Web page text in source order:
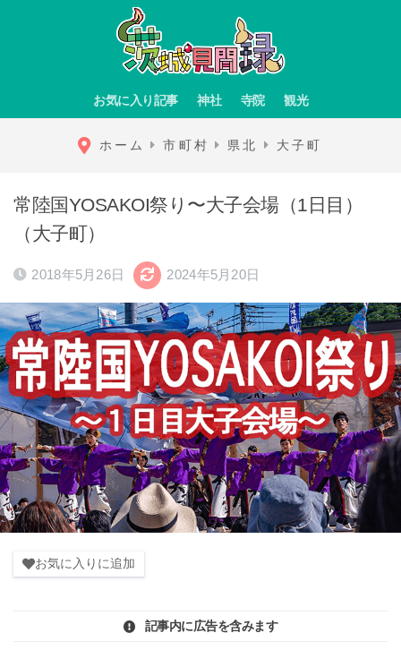
お気に入り記事 神社 寺院 観光
ホーム 市町村 県北 大子町
常陸国YOSAKOI祭り〜大子会場（1日目）
（大子町）
2018年5月26日 2024年5月20日
お気に入りに追加
記事内に広告を含みます